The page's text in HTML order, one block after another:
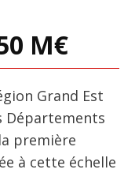
M€
Grand Est
Départements
première
à cette échelle